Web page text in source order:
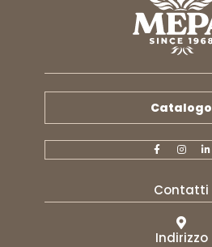
Catalogo
Contatti
Indirizzo